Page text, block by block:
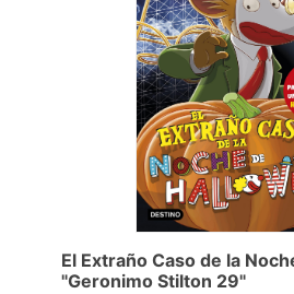
El Extraño Caso de la
"Geronimo Stilton 29"
STILTON, GERÓNIMO
9,95€